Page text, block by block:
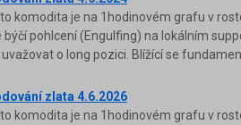
komodita je na 1hodinovém grafu v
pohlcení (Engulfing) na lokálním
o long pozici. Blížící se
zlata 4.6.2026
komodita je na 1hodinovém grafu v